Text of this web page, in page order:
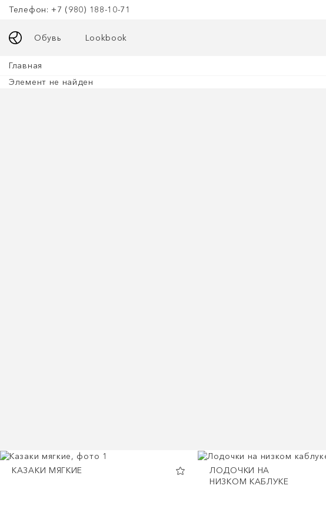
Телефон: +7 (980) 188-10-71
Обувь Lookbook
Главная
Элемент не найден
КАЗАКИ МЯГКИЕ
ЛОДОЧКИ НА
НИЗКОМ КАБЛУКЕ